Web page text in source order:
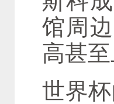
馆周
高甚至
世界